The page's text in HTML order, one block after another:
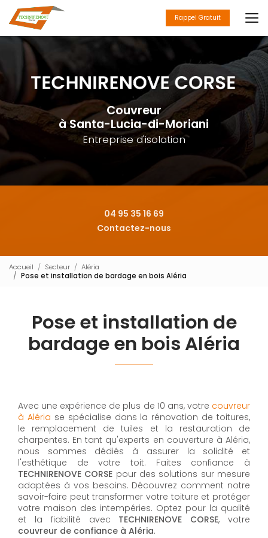
au
contenu
principal
Rappel Gratuit
Couvreur
à Santa-Lucia-di-Moriani
Entreprise d'isolation
04 95 35 16 69
Contactez-nous
Accueil Secteur
Aléria
Pose et installation de bardage en bois Aléria
Pose et installation de
bardage en bois Aléria
Avec une expérience de plus de 10 ans, votre couvreur
à Aléria se spécialise dans la rénovation de toitures,
le remplacement de tuiles et la restauration de
charpentes. En tant qu'experts en couverture à Aléria,
nous sommes dédiés à assurer la solidité et
l'esthétique de votre toit. Faites confiance à
TECHNIRENOVE CORSE pour des solutions sur mesure
adaptées à vos besoins. Découvrez comment notre
savoir-faire peut transformer votre toiture et protéger
votre maison des intempéries. Optez pour la qualité
et la fiabilité avec TECHNIRENOVE CORSE, votre
couvreur de confiance à Aléria.